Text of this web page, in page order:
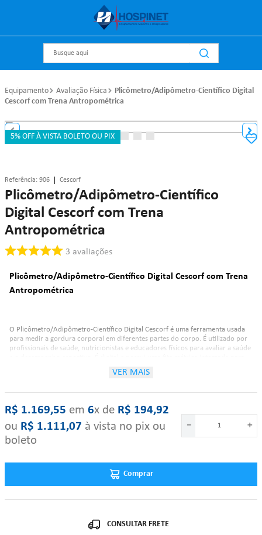
Equipamento Avaliação Física
Plicômetro/Adipômetro-Científico Digital
Cescorf com Trena Antropométrica
5% OFF À VISTA BOLETO OU PIX
Referência: 906 Cescorf
Plicômetro/Adipômetro-Científico
Digital Cescorf com Trena
Antropométrica
3 avaliações
Plicômetro/Adipômetro-Científico Digital Cescorf com Trena
Antropométrica
O Plicômetro/Adipômetro-Científico Digital Cescorf é uma ferramenta usada
para medir a gordura corporal em diferentes partes do corpo. É utilizado por
profissionais de saúde, nutricionistas e educadores físicos para avaliar a saúde
Chassis em alumínio revestido em epóxi;
Cabo e ponteiras em nylon technyl;
Display digital de 7 segmentos;
Alimentado por bateria de 3V (CR2032);
Botão FIXA para travar/destravar o display digital;
Amplitude de 75mm;
Pressão de 9,6g/mm2;
VER MAIS
R$ 1.169,55 ‎ em‎ ‎ 6x de‎ ‎ R$ 194,92
ou R$ 1.111,07 à vista no pix ou
boleto
＋
－
Comprar